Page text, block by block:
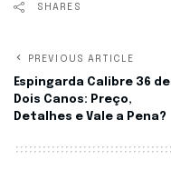
SHARES
PREVIOUS ARTICLE
Espingarda Calibre 36 de
Dois Canos: Preço,
Detalhes e Vale a Pena?